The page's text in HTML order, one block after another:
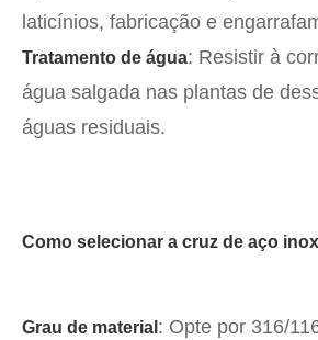
laticínios, fabricação e
Tratamento de água: Resistir à
água salgada nas plantas de
águas residuais.
Como selecionar a cruz de aço
Grau de material : Opte por 316/